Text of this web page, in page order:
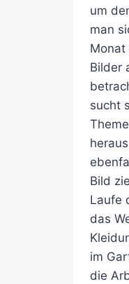
um
man
Bilder
sucht
Bild
Laufe
das
im
die